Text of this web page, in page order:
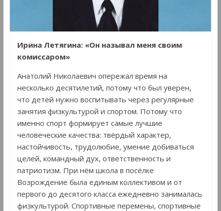
Ирина Летягина: «Он называл меня своим
комиссаром»
Анатолий Николаевич опережал время на
несколько десятилетий, потому что был уверен,
что детей нужно воспитывать через регулярные
занятия физкультурой и спортом. Потому что
именно спорт формирует самые лучшие
человеческие качества: твёрдый характер,
настойчивость, трудолюбие, умение добиваться
целей, командный дух, ответственность и
патриотизм. При нём школа в посёлке
Возрождение была единым коллективом и от
первого до десятого класса ежедневно занималась
физкультурой. Спортивные перемены, спортивные